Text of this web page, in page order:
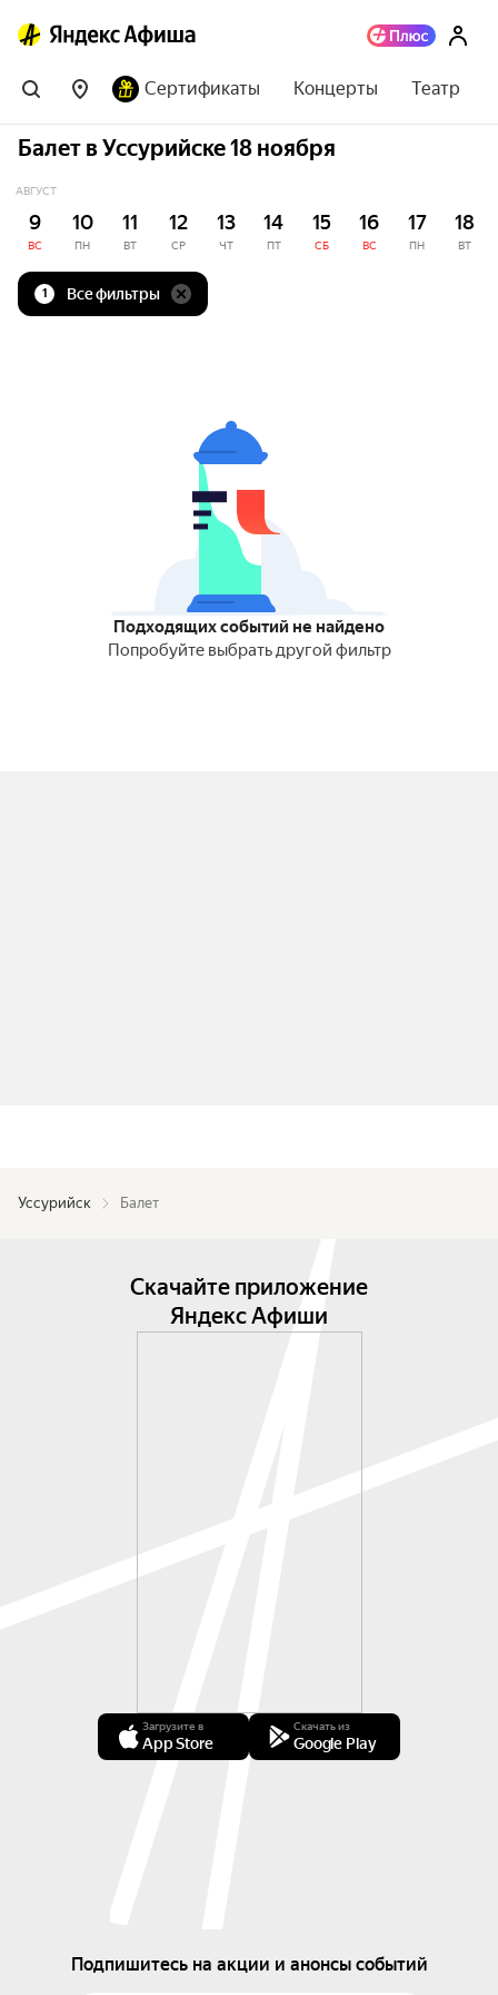
Сертификаты Концерты Театр
Балет в Уссурийске 18 ноября
АВГУСТ
9
ВС
10
ПН
11
ВТ
12
СР
13
ЧТ
14
ПТ
15
СБ
16
ВС
17
ПН
18
ВТ
1 Все фильтры
Подходящих событий не найдено
Попробуйте выбрать другой фильтр
Уссурийск Балет
Скачайте приложение
Яндекс Афиши
Загрузите в
App Store
Скачать из
Google Play
Подпишитесь на акции и анонсы событий